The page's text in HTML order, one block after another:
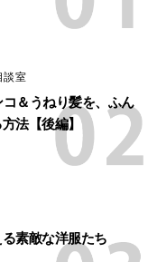
談室
＆うねり髪を、ふん
法【後編】
素敵な洋服たち